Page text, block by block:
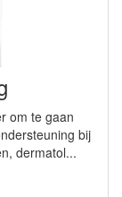
om te gaan
bij
dermatol...